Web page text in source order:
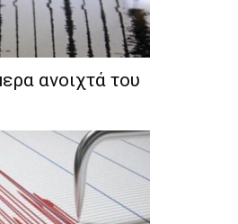
ανοιχτά του